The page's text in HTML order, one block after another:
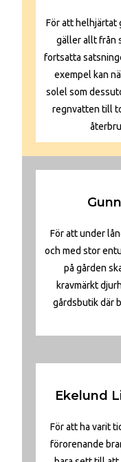
För att helhjärtat
gäller allt från
fortsatta
exempel kan
solel som
regnvatten till
För att under
och med stor
på gården
kravmärkt
gårdsbutik där
Ekelund
För att ha varit
förorenande